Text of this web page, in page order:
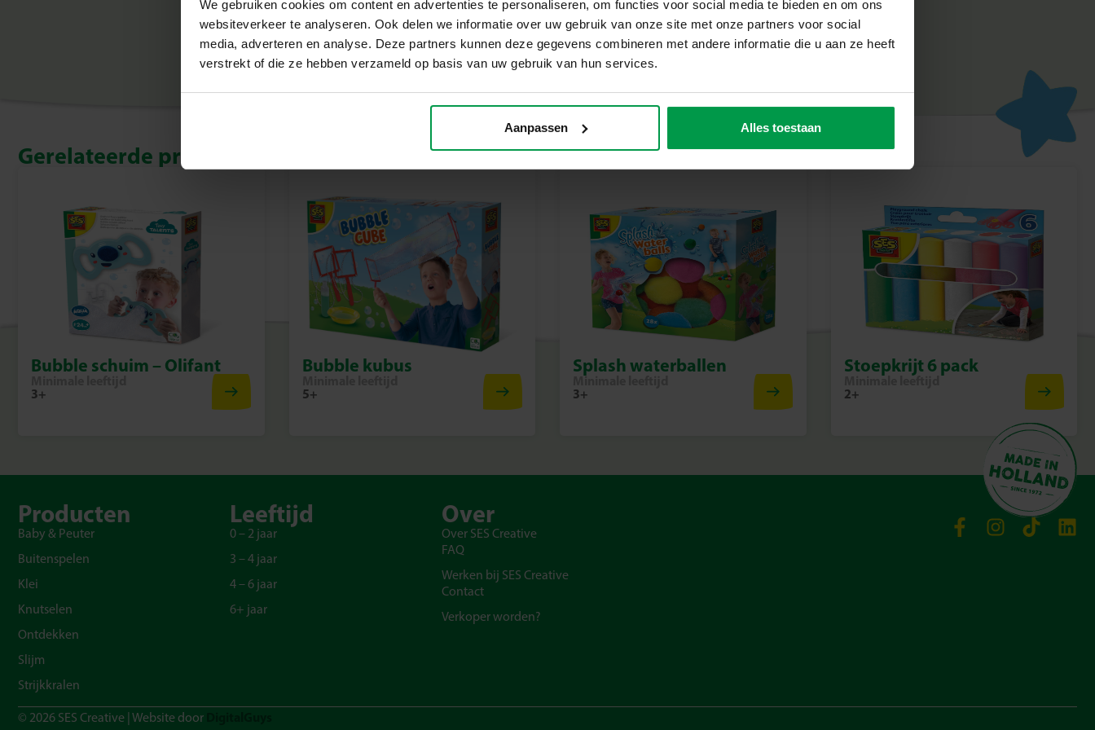
We gebruiken cookies om content en advertenties te personaliseren, om functies voor social media te bieden en om ons
websiteverkeer te analyseren. Ook delen we informatie over uw gebruik van onze site met onze partners voor social
media, adverteren en analyse. Deze partners kunnen deze gegevens combineren met andere informatie die u aan ze heeft
verstrekt of die ze hebben verzameld op basis van uw gebruik van hun services.
Aanpassen Alles toestaan
kinderen die houden van actie en avontuur, en een geweldige manier om actief bezig te zijn!
Gerelateerde producten
Bubble schuim – Olifant
3+
Bubble kubus
5+
Splash waterballen
Minimale leeftijd
3+
Stoepkrijt 6 pack
Minimale leeftijd
2+
Producten
Baby & Peuter
Buitenspelen
Klei
Knutselen
Ontdekken
Slijm
Strijkkralen
Leeftijd
0 – 2 jaar
3 – 4 jaar
4 – 6 jaar
6+ jaar
Over
Over SES Creative
FAQ
Werken bij SES Creative
Contact
Verkoper worden?
© 2026 SES Creative | Website door